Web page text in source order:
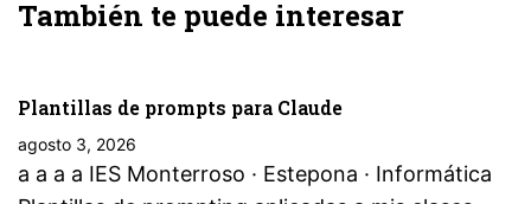
También te puede interesar
Plantillas de prompts para Claude
agosto 3, 2026
a a a a IES Monterroso · Estepona · Informática